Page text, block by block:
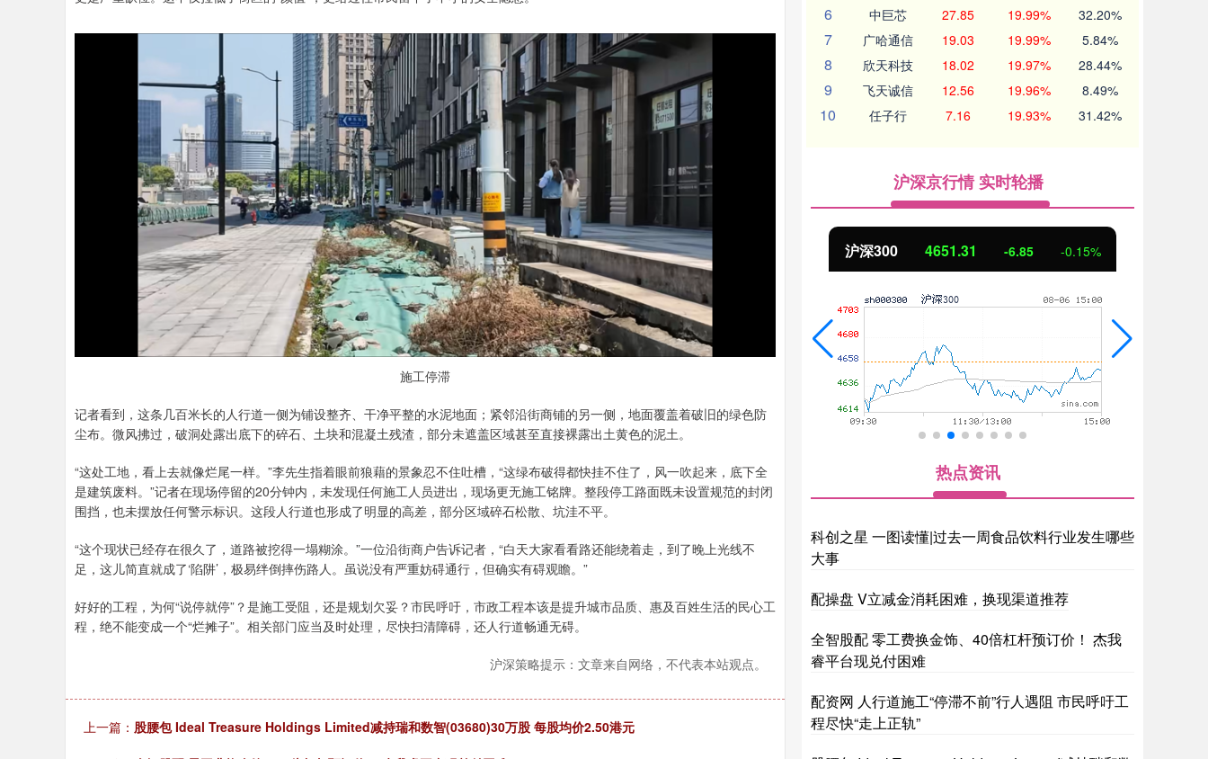
施工停滞
记者看到，这条几百米长的人行道一侧为铺设整齐、干净平整的水泥地面；紧邻沿街商铺的另一侧，地面覆盖着破旧的绿色防
尘布。微风拂过，破洞处露出底下的碎石、土块和混凝土残渣，部分未遮盖区域甚至直接裸露出土黄色的泥土。
“这处工地，看上去就像烂尾一样。”李先生指着眼前狼藉的景象忍不住吐槽，“这绿布破得都快挂不住了，风一吹起来，底下全
是建筑废料。”记者在现场停留的20分钟内，未发现任何施工人员进出，现场更无施工铭牌。整段停工路面既未设置规范的封闭
围挡，也未摆放任何警示标识。这段人行道也形成了明显的高差，部分区域碎石松散、坑洼不平。
“这个现状已经存在很久了，道路被挖得一塌糊涂。”一位沿街商户告诉记者，“白天大家看看路还能绕着走，到了晚上光线不
足，这儿简直就成了‘陷阱’，极易绊倒摔伤路人。虽说没有严重妨碍通行，但确实有碍观瞻。”
好好的工程，为何“说停就停”？是施工受阻，还是规划欠妥？市民呼吁，市政工程本该是提升城市品质、惠及百姓生活的民心工
程，绝不能变成一个“烂摊子”。相关部门应当及时处理，尽快扫清障碍，还人行道畅通无碍。
沪深策略提示：文章来自网络，不代表本站观点。
上一篇： 股腰包 Ideal Treasure Holdings Limited减持瑞和数智(03680)30万股 每股均价2.50港元
6 中巨芯 27.85 19.99% 32.20%
7 广哈通信 19.03 19.99% 5.84%
8 欣天科技 18.02 19.97% 28.44%
9 飞天诚信 12.56 19.96% 8.49%
10 任子行 7.16 19.93% 31.42%
沪深京行情 实时轮播
深证成指 14110.12 -34.08 -0.24% 沪深300 4651.31 -6.85 北证50 1122.88 3.42 0.30%
热点资讯
科创之星 一图读懂|过去一周食品饮料行业发生哪些
大事
配操盘 V立减金消耗困难，换现渠道推荐
全智股配 零工费换金饰、40倍杠杆预订价！ 杰我
睿平台现兑付困难
配资网 人行道施工“停滞不前”行人遇阻 市民呼吁工
程尽快“走上正轨”